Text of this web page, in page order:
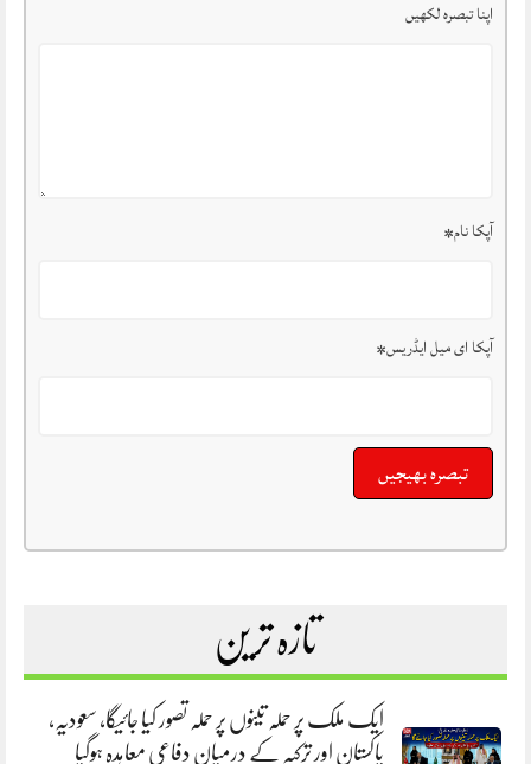
اپنا تبصرہ لکھیں
آپکا نام*
آپکا ای میل ایڈریس*
تازہ ترین
ایک ملک پر حملہ تینوں پر حملہ تصور کیا جائیگا، سعودیہ،
پاکستان اور ترکیہ کے درمیان دفاعی معاہدہ ہوگیا